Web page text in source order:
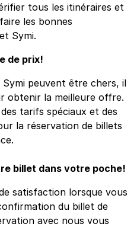
tous les itinéraires et
les bonnes
Symi.
de prix!
peuvent être chers, il
obtenir la meilleure offre.
tarifs spéciaux et des
la réservation de billets
billet dans votre poche!
satisfaction lorsque vous
du billet de
avec nous vous